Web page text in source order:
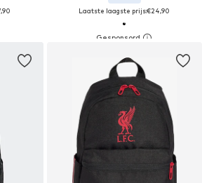
Laatste laagste prijs:€24,90